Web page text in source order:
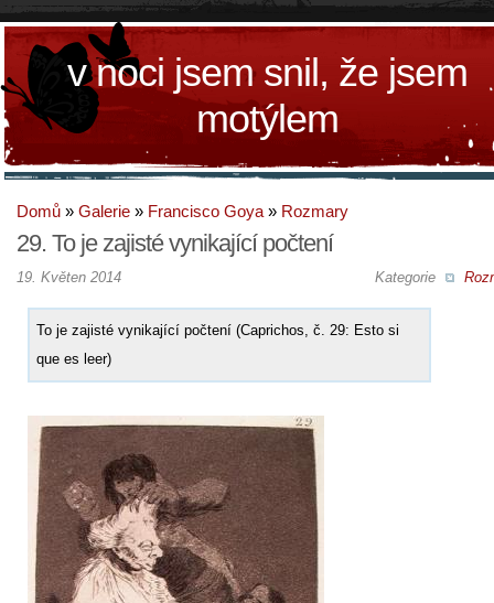
v noci jsem snil, že jsem
motýlem
Domů » Galerie » Francisco Goya » Rozmary
29. To je zajisté vynikající počtení
Kategorie
19. Květen 2014
To je zajisté vynikající počtení (Caprichos, č. 29: Esto si
que es leer)